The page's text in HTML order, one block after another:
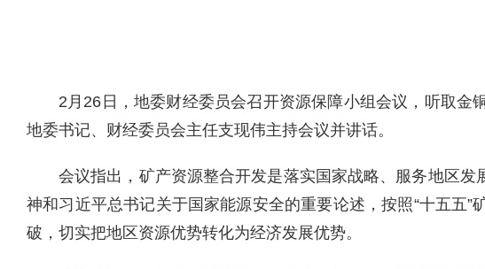
2月26日，地委财经委员会召开资源保障小组会议，听取
地委书记、财经委员会主任支现伟主持会议并讲话。
会议指出，矿产资源整合开发是落实国家战略、服务地区
神和习近平总书记关于国家能源安全的重要论述，按照“十五五
破，切实把地区资源优势转化为经济发展优势。